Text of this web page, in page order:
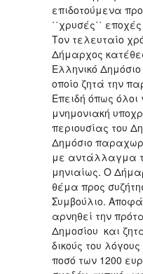
επιδοτούμενα
΄΄χρυσές΄΄
Τον τελευταίο
Δήμαρχος
Ελληνικό
οποίο ζητά την
Επειδή όπως όλοι
μνημονιακή
περιουσίας του
Δημόσιο
με αντάλλαγμα
μηνιαίως. Ο
θέμα προς
Συμβούλιο.
αρνηθεί την
Δημοσίου και
δικούς του
ποσό των 1200